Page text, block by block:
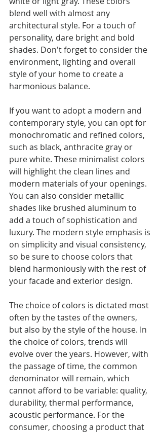
blend well with almost any
architectural style. For a touch of
personality, dare bright and bold
shades. Don't forget to consider the
environment, lighting and overall
style of your home to create a
harmonious balance.
If you want to adopt a modern and
contemporary style, you can opt for
monochromatic and refined colors,
such as black, anthracite gray or
pure white. These minimalist colors
will highlight the clean lines and
modern materials of your openings.
You can also consider metallic
shades like brushed aluminum to
add a touch of sophistication and
luxury. The modern style emphasis is
on simplicity and visual consistency,
so be sure to choose colors that
blend harmoniously with the rest of
your facade and exterior design.
The choice of colors is dictated most
often by the tastes of the owners,
but also by the style of the house. In
the choice of colors, trends will
evolve over the years. However, with
the passage of time, the common
denominator will remain, which
cannot afford to be variable: quality,
durability, thermal performance,
acoustic performance. For the
consumer, choosing a product that